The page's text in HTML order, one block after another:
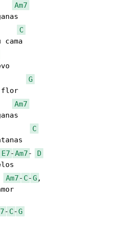
Am7
C
G
flor
Am7
C
E7-Am7-
D
Am7- C-G ,
- C-G